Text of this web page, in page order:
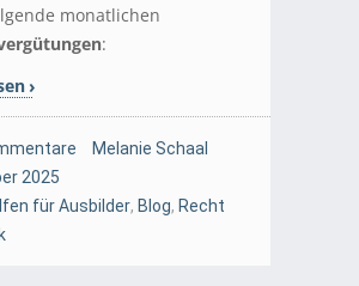
monatlichen
:
Melanie Schaal
2025
für Ausbilder, Blog, Recht